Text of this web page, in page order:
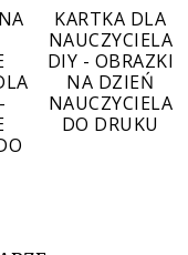
KARTKA DLA
NAUCZYCIELA
DIY - OBRAZKI
NA DZIEŃ
NAUCZYCIELA
DO DRUKU